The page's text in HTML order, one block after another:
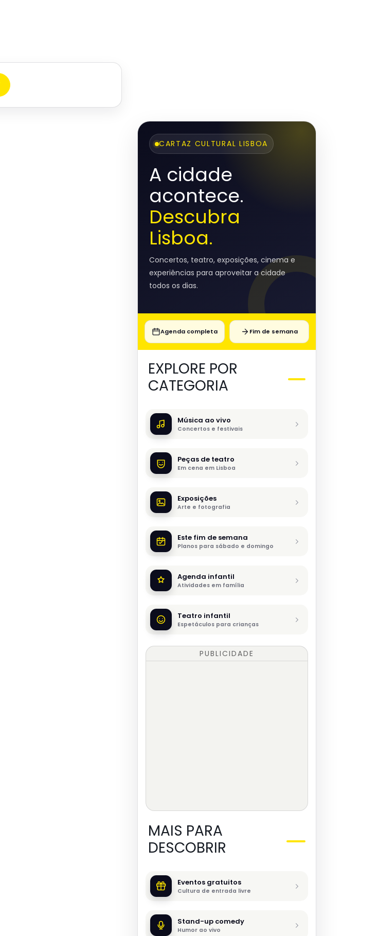
CARTAZ CULTURAL LISBOA
A cidade
acontece.
Descubra
Lisboa.
Concertos, teatro, exposições, cinema e
experiências para aproveitar a cidade
todos os dias.
Agenda completa Fim de semana
EXPLORE POR
CATEGORIA
Música ao vivo
Concertos e festivais
Peças de teatro
Em cena em Lisboa
Exposições
Arte e fotografia
Este fim de semana
Planos para sábado e domingo
Agenda infantil
Atividades em família
Teatro infantil
Espetáculos para crianças
PUBLICIDADE
MAIS PARA
DESCOBRIR
Eventos gratuitos
Cultura de entrada livre
Stand-up comedy
Humor ao vivo